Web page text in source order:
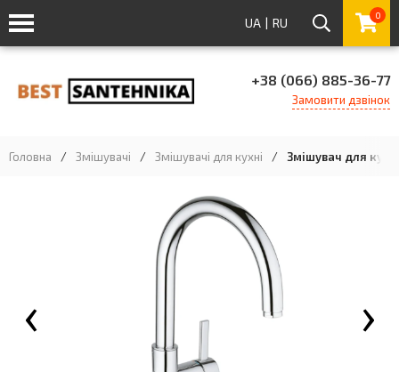
UA | RU 0
+38 (066) 885-36-77
Замовити дзвінок
Головна / Змішувачі / Змішувачі для кухні / Змішувач для
‹ ›